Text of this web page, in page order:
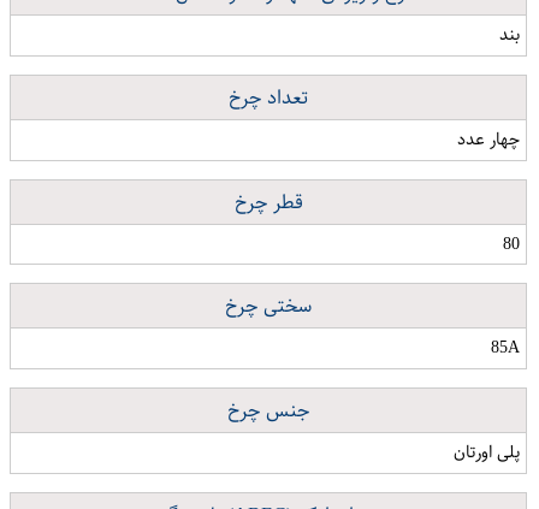
بند
تعداد چرخ
چهار عدد
قطر چرخ
80
سختی چرخ
85A
جنس چرخ
پلی اورتان